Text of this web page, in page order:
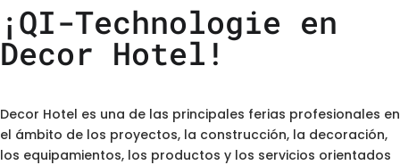
¡QI-Technologie en
Decor Hotel!
Decor Hotel es una de las principales ferias profesionales en
el ámbito de los proyectos, la construcción, la decoración,
los equipamientos, los productos y los servicios orientados